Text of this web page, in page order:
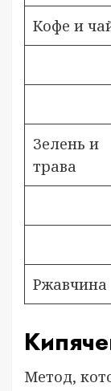
Кофе и
Зелень и
трава
Ржавчина
Метод,